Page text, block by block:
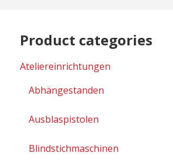
Product categories
Ateliereinrichtungen
Abhängestanden
Ausblaspistolen
Blindstichmaschinen